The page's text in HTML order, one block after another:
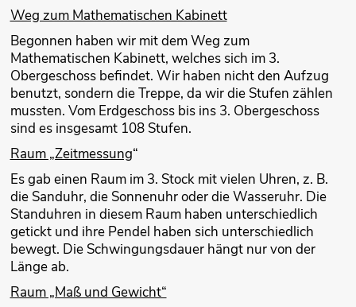
Weg zum Mathematischen Kabinett
Begonnen haben wir mit dem Weg zum
Mathematischen Kabinett, welches sich im 3.
Obergeschoss befindet. Wir haben nicht den Aufzug
benutzt, sondern die Treppe, da wir die Stufen zählen
mussten. Vom Erdgeschoss bis ins 3. Obergeschoss
sind es insgesamt 108 Stufen.
Raum „Zeitmessung“
Es gab einen Raum im 3. Stock mit vielen Uhren, z. B.
die Sanduhr, die Sonnenuhr oder die Wasseruhr. Die
Standuhren in diesem Raum haben unterschiedlich
getickt und ihre Pendel haben sich unterschiedlich
bewegt. Die Schwingungsdauer hängt nur von der
Länge ab.
Raum „Maß und Gewicht“